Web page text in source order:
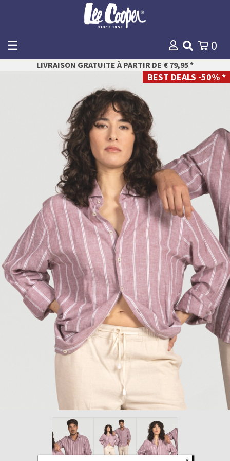
☰ 0
WINKELMANDJE
Payer
LIVRAISON GRATUITE À PARTIR DE € 79,95 *
BEST DEALS -50% *